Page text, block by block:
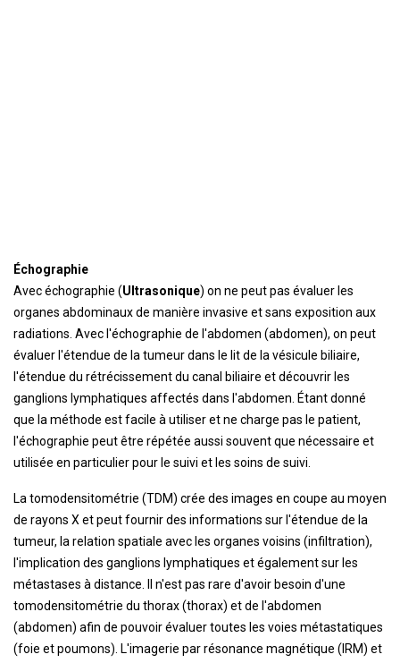
Échographie
Avec échographie (Ultrasonique) on ne peut pas évaluer les
organes abdominaux de manière invasive et sans exposition aux
radiations. Avec l'échographie de l'abdomen (abdomen), on peut
évaluer l'étendue de la tumeur dans le lit de la vésicule biliaire,
l'étendue du rétrécissement du canal biliaire et découvrir les
ganglions lymphatiques affectés dans l'abdomen. Étant donné
que la méthode est facile à utiliser et ne charge pas le patient,
l'échographie peut être répétée aussi souvent que nécessaire et
utilisée en particulier pour le suivi et les soins de suivi.
La tomodensitométrie (TDM) crée des images en coupe au moyen
de rayons X et peut fournir des informations sur l'étendue de la
tumeur, la relation spatiale avec les organes voisins (infiltration),
l'implication des ganglions lymphatiques et également sur les
métastases à distance. Il n'est pas rare d'avoir besoin d'une
tomodensitométrie du thorax (thorax) et de l'abdomen
(abdomen) afin de pouvoir évaluer toutes les voies métastatiques
(foie et poumons). L'imagerie par résonance magnétique (IRM) et